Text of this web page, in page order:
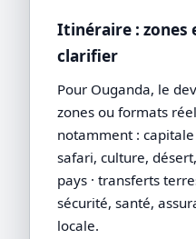
Itinéraire : zones
clarifier
Pour Ouganda, le
zones ou formats
notamment :
safari, culture,
pays · transferts
sécurité, santé,
locale.